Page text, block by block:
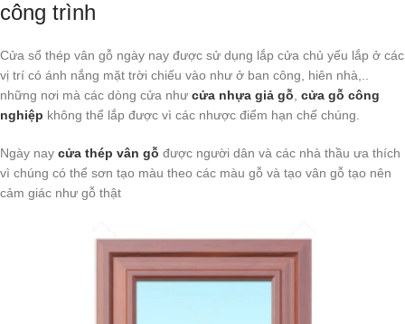
công trình
Cửa sổ thép vân gỗ ngày nay được sử dụng lắp cửa chủ yếu lắp ở các
vị trí có ánh nắng mặt trời chiếu vào như ở ban công, hiên nhà,..
những nơi mà các dòng cửa như cửa nhựa giả gỗ, cửa gỗ công
nghiệp không thể lắp được vì các nhược điểm hạn chế chúng.
Ngày nay cửa thép vân gỗ được người dân và các nhà thầu ưa thích
vì chúng có thể sơn tạo màu theo các màu gỗ và tạo vân gỗ tạo nên
cảm giác như gỗ thật